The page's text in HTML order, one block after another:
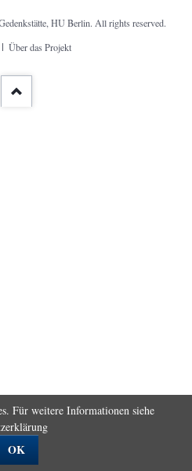
HU Berlin. All rights reserved.
Über das Projekt
Für weitere Informationen siehe
OK